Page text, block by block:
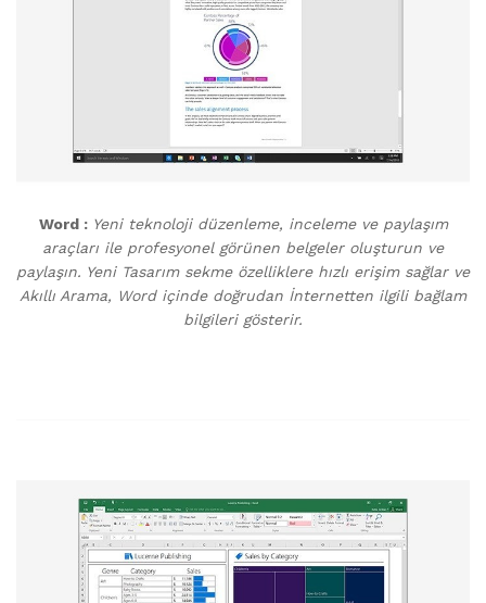
Word : Yeni teknoloji düzenleme, inceleme ve paylaşım
araçları ile profesyonel görünen belgeler oluşturun ve
paylaşın. Yeni Tasarım sekme özelliklere hızlı erişim sağlar ve
Akıllı Arama, Word içinde doğrudan İnternetten ilgili bağlam
bilgileri gösterir.